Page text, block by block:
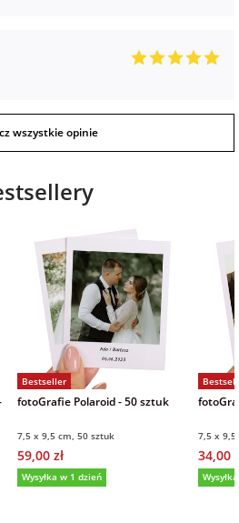
wszystkie opinie
Bestseller
fotoGrafie Polaroid - 50 sztuk
7,5 x 9,5 cm, 50 sztuk
59,00 zł
Wysyłka w 1 dzień
7,5 x
34,00